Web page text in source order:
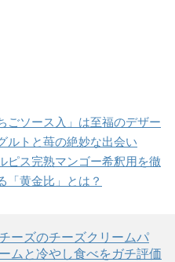
ごソース入」は至福のデザー
ルトと苺の絶妙な出会い
ピス完熟マンゴー希釈用を徹
「黄金比」とは？
ーズのチーズクリームパ
ムと冷やし食べをガチ評価